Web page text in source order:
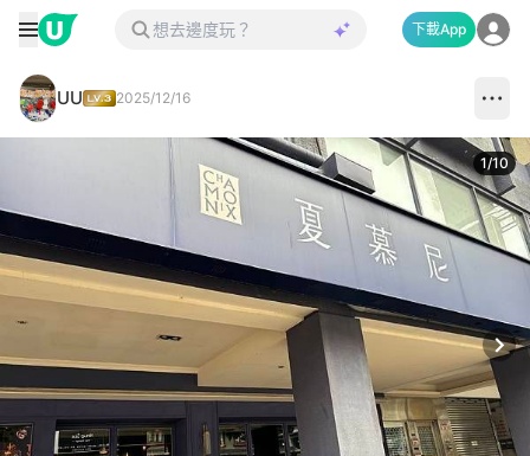
下載App
UU 2025/12/16
1/10